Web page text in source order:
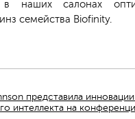
наших салонах
семейства Biofinity.
представила
интеллекта на